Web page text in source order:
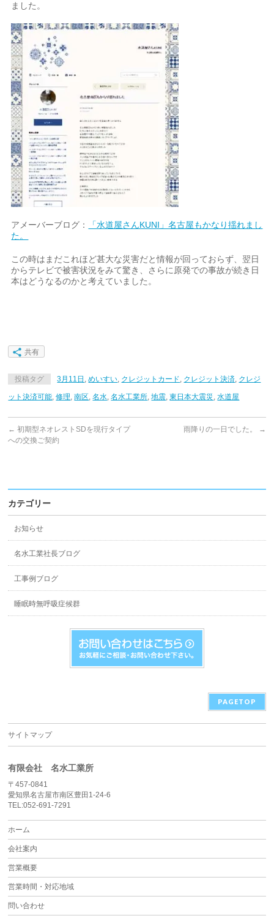
ました。
アメーバーブログ：
「水道屋さんKUNI」名古屋もかなり揺れまし
た。
この時はまだこれほど甚大な災害だと情報が回っておらず、翌日
からテレビで被害状況をみて驚き、さらに原発での事故が続き日
本はどうなるのかと考えていました。
共有
投稿タグ 3月11日 ,めいすい, クレジットカード, クレジット決済, クレジ
ット決済可能,修理,南区,名水,名水工業所,地震,東日本大震災 ,水道屋
← 初期型ネオレストSDを現行タイプ
への交換ご契約
雨降りの一日でした。 →
カテゴリー
お知らせ
名水工業社長ブログ
工事例ブログ
睡眠時無呼吸症候群
PAGETOP
サイトマップ
有限会社 名水工業所
〒457-0841
愛知県名古屋市南区豊田1-24-6
TEL:052-691-7291
ホーム
会社案内
営業概要
営業時間・対応地域
問い合わせ